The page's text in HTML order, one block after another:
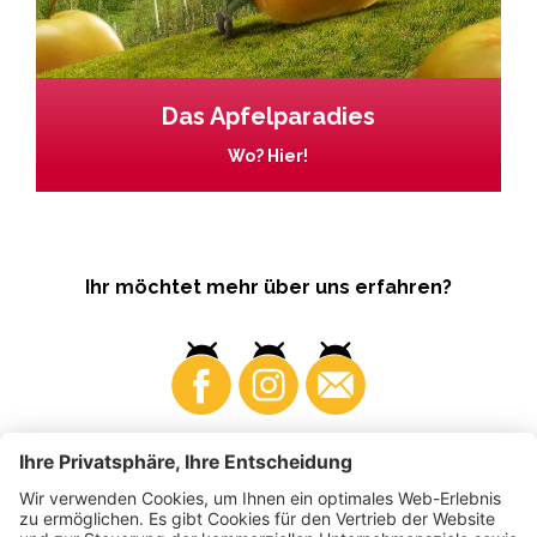
Das Apfelparadies
Wo? Hier!
Ihr möchtet mehr über uns erfahren?
Business Produzenten